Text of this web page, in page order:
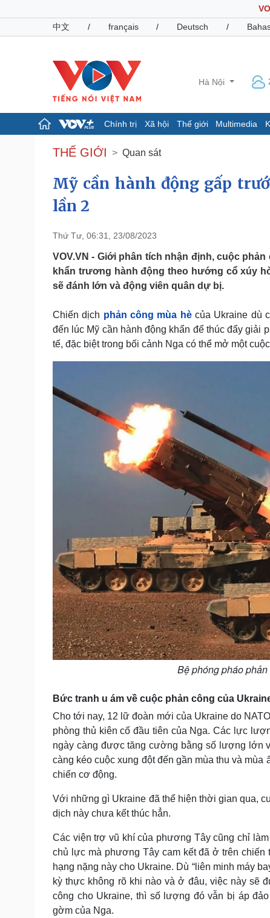
中文
/ français / Deutsch /
Hà Nội
Chính trị Xã hội Thế giới Multimedia
Chính trị
Tổ chức nhân sự
Quốc hội
Nhận diện sự thật
Dự báo thời tiết
Giáo dục
Vụ án
Tư vấn luật
Quân sự - Quốc phòng
Vũ khí
Phân tích
Sức khỏe
Nhi khoa
Nam khoa
Làm đẹp - giảm cân
Phòng mạch online
Ăn sạch sống khỏe
Đời sống
THẾ GIỚI Quan sát
Mỹ cần hành động gấp
lần 2
Thứ Tư, 06:31, 23/08/2023
VOV.VN - Giới phân tích nhận định, cuộc
khẩn trương hành động theo hướng cổ xúy
sẽ đánh lớn và động viên quân dự bị.
Chiến dịch phản công mùa hècủa Ukraine dù
đến lúc Mỹ cần hành động khẩn để thúc đẩy giải
tế, đặc biệt trong bối cảnh Nga có thể mở một
Bệ phóng pháo
Bức tranh u ám về cuộc phản công của
Cho tới nay, 12 lữ đoàn mới của Ukraine do
phòng thủ kiên cố đầu tiên của Nga. Các lực
ngày càng được tăng cường bằng số lượng lớn
càng kéo cuộc xung đột đến gần mùa thu và
chiến cơ động.
Với những gì Ukraine đã thể hiện thời gian qua,
dịch này chưa kết thúc hẳn.
Các viện trợ vũ khí của phương Tây cũng chỉ
chủ lực mà phương Tây cam kết đã ở trên
hạng nặng này cho Ukraine. Dù “liên minh máy
kỳ thực không rõ khi nào và ở đâu, việc này sẽ
công cho Ukraine, thì số lượng đó vẫn bị áp
gờm của Nga.